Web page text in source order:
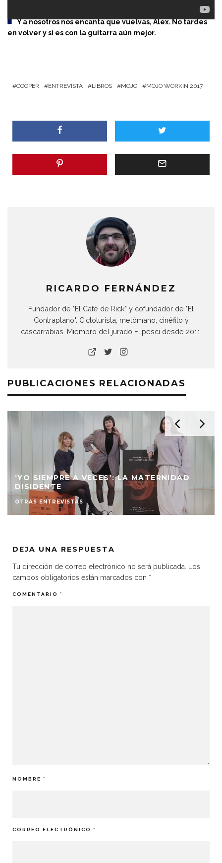
Y a nosotros nos encanta que vuelvas, Álex. No tardes
en volver y si es con la guitarra aún mejor.
COOPER ENTREVISTA LIBROS MOJO MOJO WORKIN 2017
RICARDO FERNÁNDEZ
Fundador de "El Café de Rick" y cofundador de "El
Contraplano". Cicloturista, melómano, cinéfilo y
cascarrabias. Miembro del jurado Flipesci desde 2011.
PUBLICACIONES RELACIONADAS
“EL ARMARIO SIEMPRE ESTÁ AHÍ”:
ENTREVISTA A LOS MORIARTI POR
MASPALOMAS
CINE
FESTIVAL DE SAN SEBASTIÁN 2025
FESTIVALES DE CINE
DEJA UNA RESPUESTA
Tu dirección de correo electrónico no será publicada.
Los
campos obligatorios están marcados con *
COMENTARIO *
NOMBRE *
CORREO ELECTRÓNICO *